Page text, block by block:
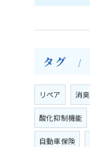
タグ
リペア 消臭
酸化抑制機能
自動車保険